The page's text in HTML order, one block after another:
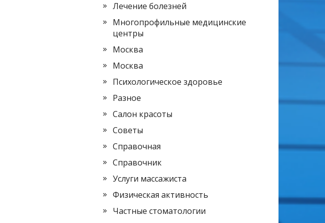
Лечение болезней
Многопрофильные медицинские
центры
Москва
Москва
Психологическое здоровье
Разное
Салон красоты
Советы
Справочная
Справочник
Услуги массажиста
Физическая активность
Частные стоматологии